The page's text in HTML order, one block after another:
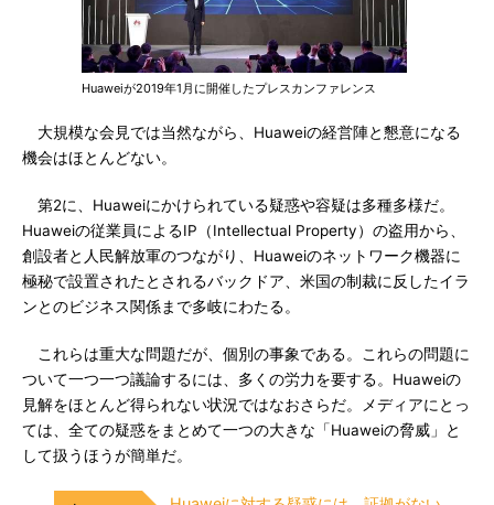
Huaweiが2019年1月に開催したプレスカンファレンス
大規模な会見では当然ながら、Huaweiの経営陣と懇意になる
機会はほとんどない。
第2に、Huaweiにかけられている疑惑や容疑は多種多様だ。
Huaweiの従業員によるIP（Intellectual Property）の盗用から、
創設者と人民解放軍のつながり、Huaweiのネットワーク機器に
極秘で設置されたとされるバックドア、米国の制裁に反したイラ
ンとのビジネス関係まで多岐にわたる。
これらは重大な問題だが、個別の事象である。これらの問題に
ついて一つ一つ議論するには、多くの労力を要する。Huaweiの
見解をほとんど得られない状況ではなおさらだ。メディアにとっ
ては、全ての疑惑をまとめて一つの大きな「Huaweiの脅威」と
して扱うほうが簡単だ。